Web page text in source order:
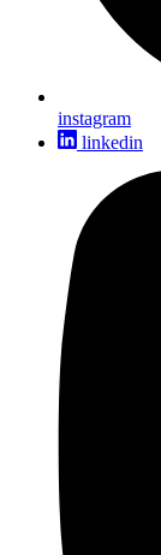
instagram
linkedin